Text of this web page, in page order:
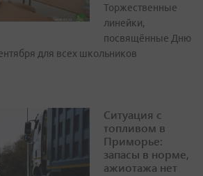
Торжественные
линейки,
посвящённые Дню
для всех школьников
Ситуация с
топливом в
Приморье:
запасы в норме,
ажиотажа нет